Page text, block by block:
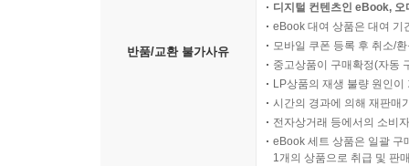
반품/교환 불가사유
디지털 컨텐츠인 eBook,
eBook 대여 상품은 대여 기
모바일 쿠폰 등록 후 취소/
중고상품이 구매확정(자동
LP상품의 재생 불량 원인
시간의 경과에 의해 재판매
전자상거래 등에서의 소비
eBook 세트 상품은 일괄 구
1개의 상품으로 취급 및 판